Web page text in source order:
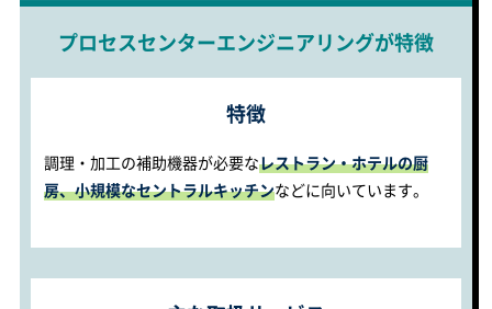
プロセスセンターエンジニアリングが特徴
特徴
調理・加工の補助機器が必要なレストラン・ホテルの厨
房、小規模なセントラルキッチンなどに向いています。